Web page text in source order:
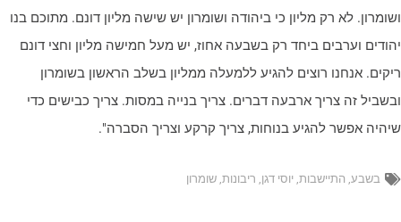
לא רק מליון כי ביהודה ושומרון יש שישה מליון דונם. מתוכם בנו
וערבים ביחד רק בשבעה אחוז, יש מעל חמישה מליון וחצי דונם
אנחנו רוצים להגיע ללמעלה ממליון בשלב הראשון בשומרון
זה צריך ארבעה דברים. צריך בנייה במסות. צריך כבישים כדי
אפשר להגיע בנוחות, צריך קרקע וצריך הסברה".
בשבע,התיישבות,יוסי דגן,ריבונות,שומרון